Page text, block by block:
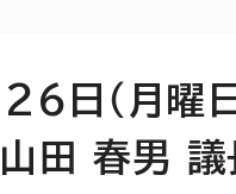
日（月曜
山田 春男